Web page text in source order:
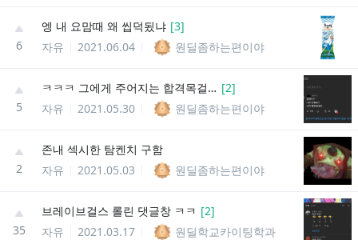
6
엥 내 요맘때 왜 씹덕됬냐 [3]
자유
2021.06.04 원딜좀하는편이야
5
ㅋㅋㅋ 그에게 주어지는 합격목걸이 [2]
자유
2021.05.30 원딜좀하는편이야
2
존내 섹시한 탐켄치 구함
자유
2021.05.03 원딜좀하는편이야
35
브레이브걸스 롤린 댓글창 ㅋㅋ [2]
자유
2021.03.17 원딜학교카이팅학과